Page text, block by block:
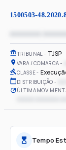
1500503-
TRIBUNAL TJSP
VARA / COMARCA
CLASSE
DISTRIBUIÇÃO
ÚLTIMA
Tempo